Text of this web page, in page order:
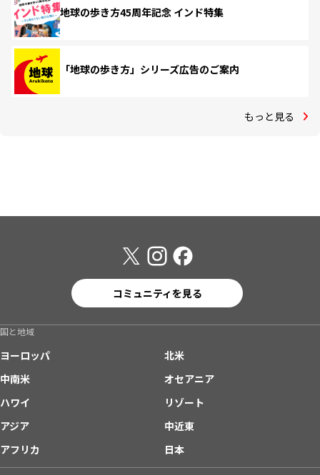
地球の歩き方45周年記念 インド特集
「地球の歩き方」シリーズ広告のご案内
もっと見る
コミュニティを見る
国と地域
ヨーロッパ
北米
中南米
オセアニア
ハワイ
リゾート
アジア
中近東
アフリカ
日本